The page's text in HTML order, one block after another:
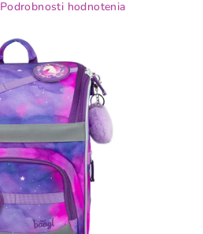
Podrobnosti hodnotenia